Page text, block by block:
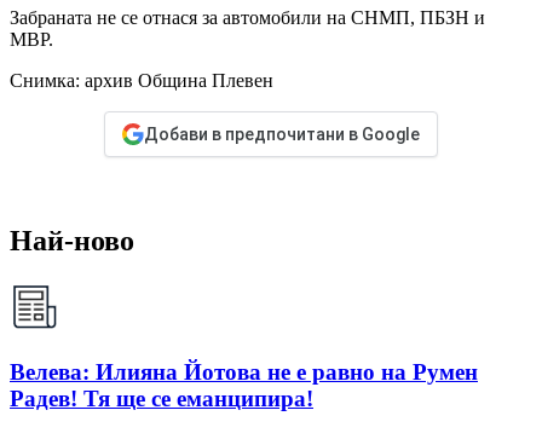
Забраната не се отнася за автомобили на СНМП, ПБЗН и
МВР.
Снимка: архив Община Плевен
Добави в предпочитани в Google
Най-ново
Велева: Илияна Йотова не е равно на Румен
Радев! Тя ще се еманципира!